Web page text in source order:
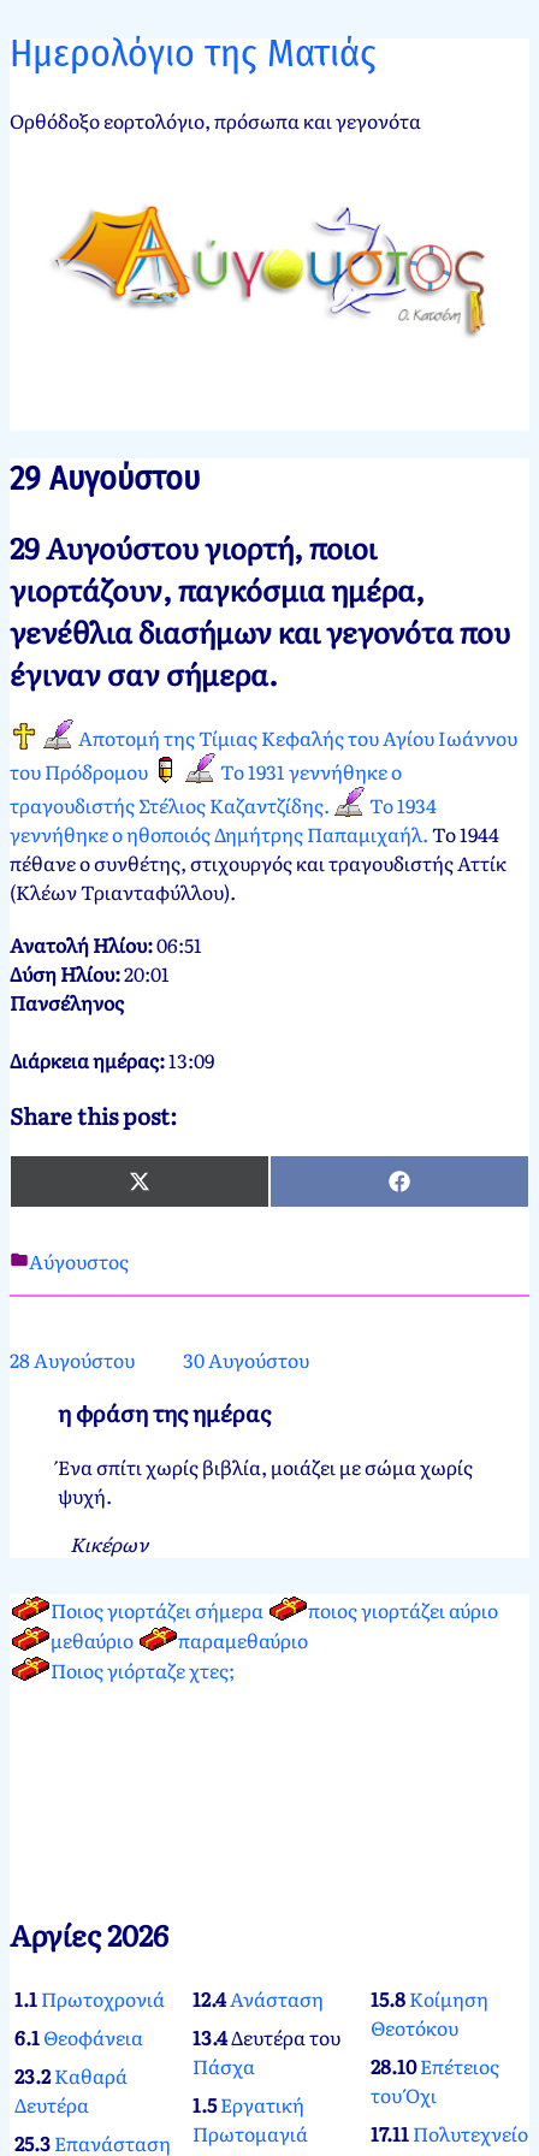
Ημερολόγιο της Ματιάς
Ορθόδοξο εορτολόγιο, πρόσωπα και γεγονότα
29 Αυγούστου
Νεκτάριος
Παπασπύρου
Αυγούστου,
201225
Μαρτίου,
2024
29 Αυγούστου γιορτή, ποιοι
γιορτάζουν, παγκόσμια ημέρα,
γενέθλια διασήμων και γεγονότα που
έγιναν σαν σήμερα.
Aποτομή της Τίμιας Κεφαλής του Αγίου Ιωάννου
του Πρόδρομου
Το 1931 γεννήθηκε ο
τραγουδιστής Στέλιος Καζαντζίδης.
Το 1934
γεννήθηκε ο ηθοποιός Δημήτρης Παπαμιχαήλ.Το 1944
πέθανε ο συνθέτης, στιχουργός και τραγουδιστής Αττίκ
(Κλέων Τριανταφύλλου).
Ανατολή Ηλίου:06:51
Δύση Ηλίου:20:01
Πανσέληνος
Διάρκεια ημέρας:13:09
Share this post:
X
(Twitter)
Facebook
Νεκτάριος
29
2012
Μαρτίου,
Αύγουστος
28 Αυγούστου 30 Αυγούστου
η φράση της ημέρας
Ένα σπίτι χωρίς βιβλία, μοιάζει με σώμα χωρίς
ψυχή.
Κικέρων
Ποιος γιορτάζει σήμερα
ποιος γιορτάζει αύριο
μεθαύριο
παραμεθαύριο
Ποιος γιόρταζε χτες;
Αργίες 2026
1.1Πρωτοχρονιά
6.1Θεοφάνεια
23.2Καθαρά
Δευτέρα
25.3Επανάσταση
12.4Ανάσταση
13.4Δευτέρα του
Πάσχα
1.5Εργατική
Πρωτομαγιά
15.8Κοίμηση
Θεοτόκου
28.10Επέτειος
του Όχι
17.11Πολυτεχνείο